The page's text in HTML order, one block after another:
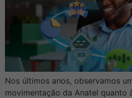
Nos últimos anos, observamos
movimentação da Anatel quanto